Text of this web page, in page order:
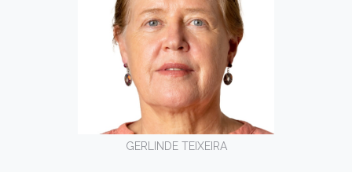
GERLINDE TEIXEIRA